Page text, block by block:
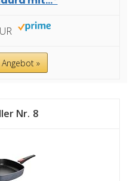
»
8